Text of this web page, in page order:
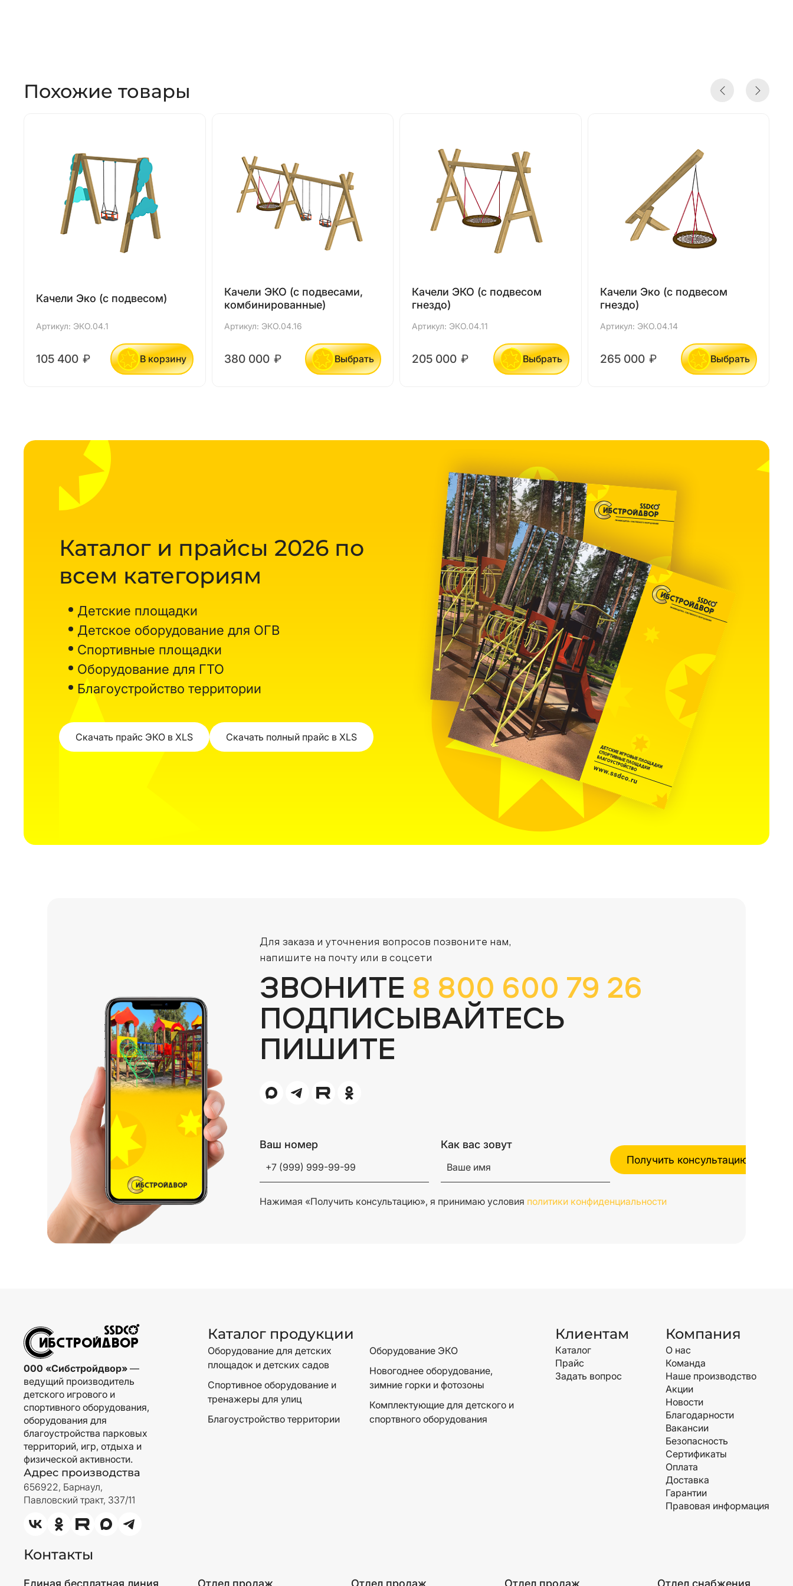
Похожие товары
Качели Эко (с подвесом)
Артикул: ЭКО.04.1
105 400 ₽ В корзину
Качели ЭКО (с подвесами,
комбинированные)
Артикул: ЭКО.04.16
380 000 ₽ Выбрать
Качели ЭКО (с подвесом
гнездо)
Артикул: ЭКО.04.11
205 000 ₽ Выбрать
Качели Эко (с подвесом
гнездо)
Артикул: ЭКО.04.14
265 000 ₽ Выбрать
Каталог и прайсы 2026 по
всем категориям
Детские площадки
Детское оборудование для ОГВ
Спортивные площадки
Оборудование для ГТО
Благоустройство территории
Скачать прайс ЭКО в XLS Скачать полный прайс в XLS
Для заказа и уточнения вопросов позвоните нам,
напишите на почту или в соцсети
ЗВОНИТЕ 8 800 600 79 26
ПОДПИСЫВАЙТЕСЬ
ПИШИТЕ
Ваш номер Как вас зовут
Нажимая «Получить консультацию», я принимаю условия политики конфиденциальности
000 «Сибстройдвор» —
ведущий производитель
детского игрового и
спортивного оборудования,
оборудования для
благоустройства парковых
территорий, игр, отдыха и
физической активности.
Адрес производства
656922, Барнаул,
Павловский тракт, 337/11
Каталог продукции
Оборудование для детских
площадок и детских садов
Спортивное оборудование и
тренажеры для улиц
Благоустройство территории
Оборудование ЭКО
Новогоднее оборудование,
зимние горки и фотозоны
Комплектующие для детского и
спортвного оборудования
Клиентам
Каталог
Прайс
Задать вопрос
Компания
О нас
Команда
Наше производство
Акции
Новости
Благодарности
Вакансии
Безопасность
Сертификаты
Оплата
Доставка
Гарантии
Правовая информация
Контакты